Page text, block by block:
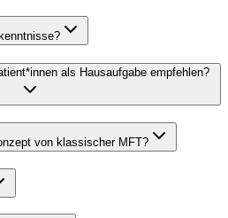
als Hausaufgabe empfehlen?
von klassischer MFT?